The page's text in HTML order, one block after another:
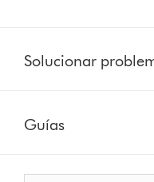
Solucionar
Guías